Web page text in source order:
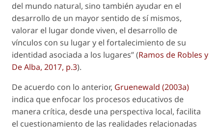
del mundo natural, sino también ayudar en el
desarrollo de un mayor sentido de sí mismos,
valorar el lugar donde viven, el desarrollo de
vínculos con su lugar y el fortalecimiento de su
identidad asociada a los lugares” (Ramos de Robles y
De Alba, 2017, p.3).
De acuerdo con lo anterior, Gruenewald (2003a)
indica que enfocar los procesos educativos de
manera crítica, desde una perspectiva local, facilita
el cuestionamiento de las realidades relacionadas